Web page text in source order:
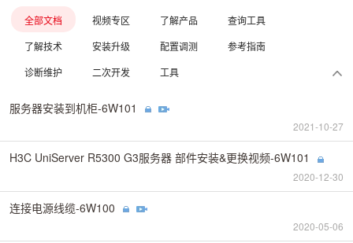
全部文档 视频专区 了解产品
查询工具
了解技术
安装升级 配置调测
参考指南
诊断维护
二次开发 工具
服务器安装到机柜-6W101
2021-10-27
H3C UniServer R5300 G3服务器 部件安装&更换视频-6W101
2020-12-30
连接电源线缆-6W100
2020-05-06